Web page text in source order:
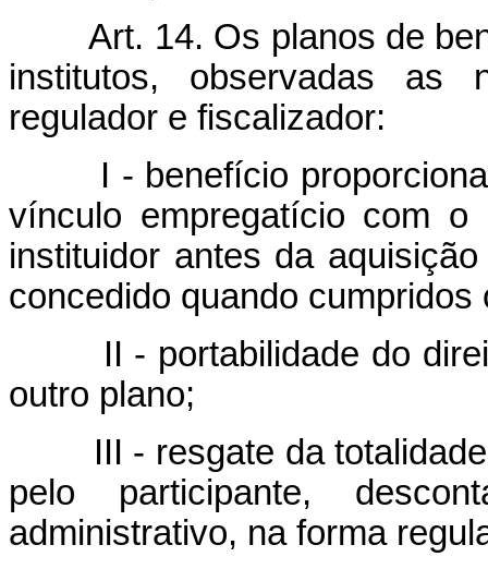
Art. 14. Os planos de
institutos, observadas as
regulador e fiscalizador:
I - benefício proporcional
vínculo empregatício com
instituidor antes da
concedido quando
II - portabilidade do
outro plano;
III - resgate da totalidade
pelo participante,
administrativo, na forma